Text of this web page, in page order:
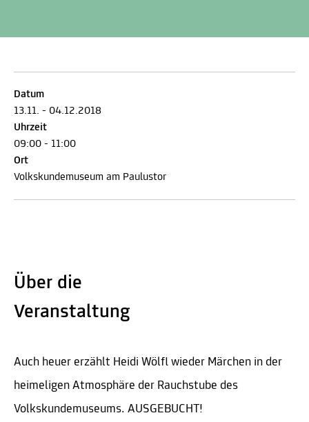
Datum
13.11. - 04.12.2018
Uhrzeit
09:00 - 11:00
Ort
Volkskundemuseum am Paulustor
Über die
Veranstaltung
Auch heuer erzählt Heidi Wölfl wieder Märchen in der
heimeligen Atmosphäre der Rauchstube des
Volkskundemuseums. AUSGEBUCHT!